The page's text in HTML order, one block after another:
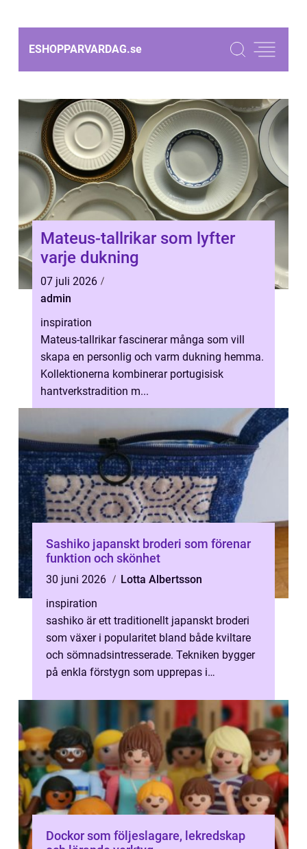
ESHOPPARVARDAG.se
Mateus-tallrikar som lyfter
varje dukning
07 juli 2026
admin
inspiration
Mateus-tallrikar fascinerar många som vill
skapa en personlig och varm dukning hemma.
Kollektionerna kombinerar portugisisk
hantverkstradition m...
Sashiko japanskt broderi som förenar
funktion och skönhet
30 juni 2026
Lotta Albertsson
inspiration
sashiko är ett traditionellt japanskt broderi
som växer i popularitet bland både kviltare
och sömnadsintresserade. Tekniken bygger
på enkla förstygn som upprepas i
Dockor som följeslagare, lekredskap